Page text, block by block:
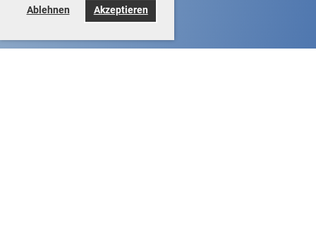
Ablehnen Akzeptieren